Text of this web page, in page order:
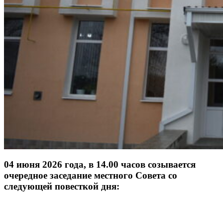
04 июня 2026 года, в 14.00 часов созывается
очередное заседание местного Совета со
следующей повесткой дня: